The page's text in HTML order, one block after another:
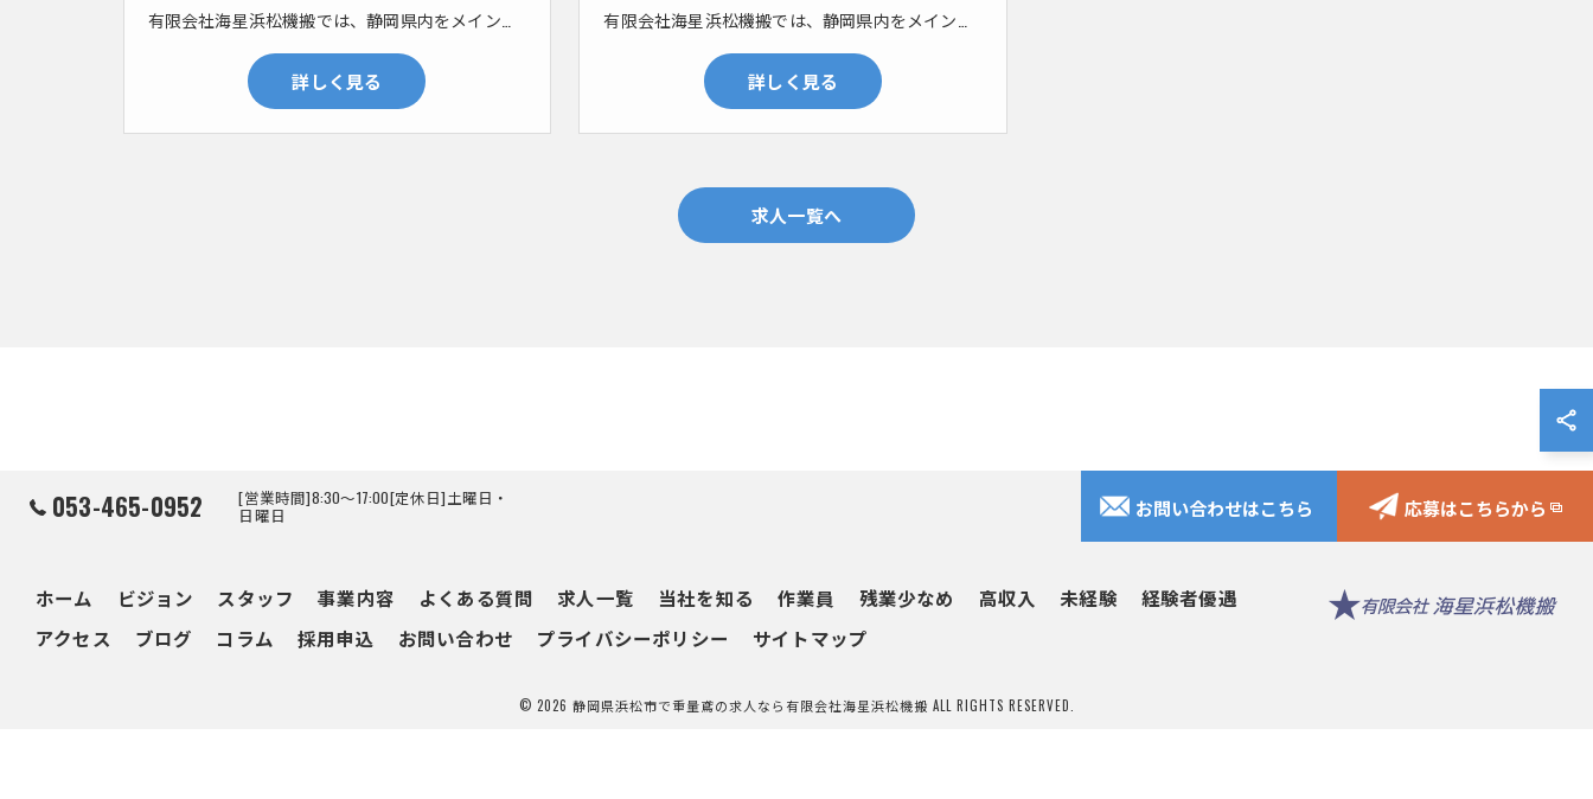
詳しく見る 詳しく見る
求人一覧へ
053-465-0952 [営業時間]8:30～17:00[定休日]土曜日・
日曜日 お問い合わせはこちら 応募はこちらから
ホーム ビジョン スタッフ 事業内容 よくある質問 求人一覧 当社を知る 作業員 残業少なめ 高収入 未経験
経験者優遇
アクセス
ブログ コラム 採用申込 お問い合わせ プライバシーポリシー サイトマップ
© 2026 静岡県浜松市で重量鳶の求人なら有限会社海星浜松機搬 ALL RIGHTS RESERVED.